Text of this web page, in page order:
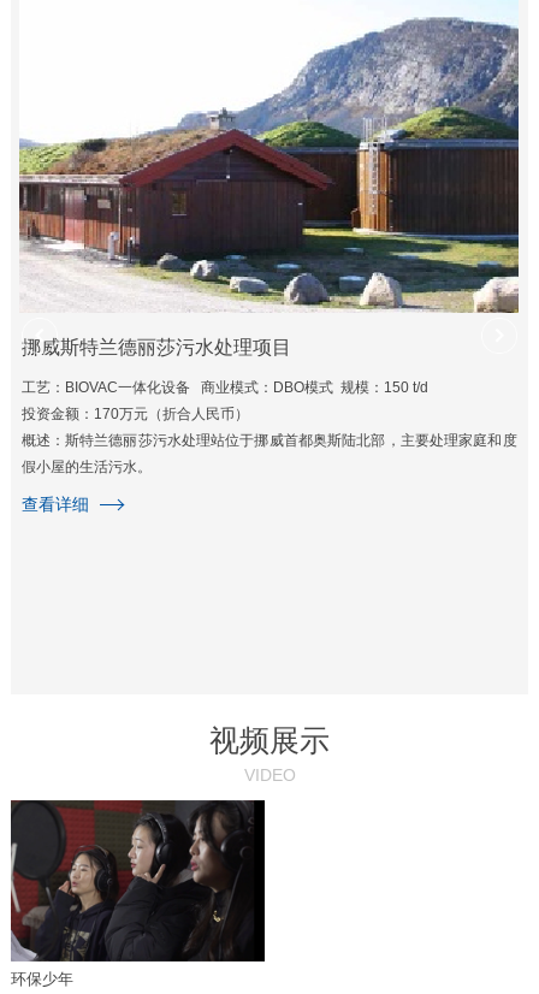
挪威斯特兰德丽莎污水处理项目
工艺：BIOVAC一体化设备 商业模式：DBO模式 规模：150 t/d
投资金额：170万元（折合人民币）
概述：斯特兰德丽莎污水处理站位于挪威首都奥斯陆北部，主要处理家庭和度
假小屋的生活污水。
查看详细
视频展示
VIDEO
环保少年